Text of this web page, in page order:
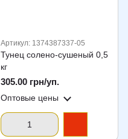
Артикул: 1374387337-05
Тунец солено-сушеный 0,5
кг
305.00 грн/уп.
Оптовые цены